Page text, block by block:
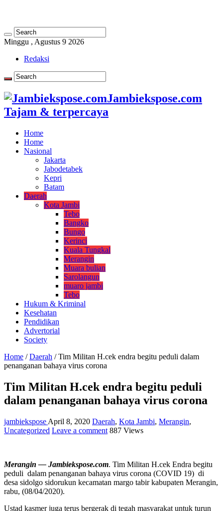
Minggu , Agustus 9 2026
Redaksi
Jambiekspose.com
Tajam & terpercaya
Home
Home
Nasional
Jakarta
Jabodetabek
Kepri
Batam
Daerah
Kota Jambi
Tebo
Bangko
Bungo
Kerinci
Kuala Tungkal
Merangin
Muara bulian
Sarolangun
muaro jambi
Tebo
Hukum & Kriminal
Kesehatan
Pendidikan
Advertorial
Society
Home / Daerah / Tim Militan H.cek endra begitu peduli dalam
penanganan bahaya virus corona
Tim Militan H.cek endra begitu peduli
dalam penanganan bahaya virus corona
jambiekspose April 8, 2020 Daerah, Kota Jambi, Merangin,
Uncategorized Leave a comment 887 Views
Merangin — Jambiekspose.com. Tim Militan H.cek Endra begitu
peduli dalam penanganan bahaya virus corona (COVID 19) di
desa sidolgo sidorukun kecamatan margo tabir kabupaten Merangin,
rabu, (08/04/2020).
Ustad kasmer juga terus bergerak di tegah masyarakat untuk turun